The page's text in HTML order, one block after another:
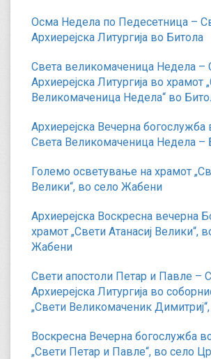
Осма Недела по Педесетница –
Архиерејска Литургија во Битола
Света великомаченица Недела –
Архиерејска Литургија во храмот
Великомаченица Недела“ во
Архиерејска Вечерна богослужба
Света Великомаченица Недела –
Големо осветување на храмот
Велики“, во село Жабени
Архиерејска Воскресна вечерна
храмот „Свети Атанасиј Велики“,
Жабени
Свети апостоли Петар и Павле –
Архиерејска Литургија во
„Свети Великомаченик
Воскресна Вечерна богослужба
„Свети Петар и Павле“, во село